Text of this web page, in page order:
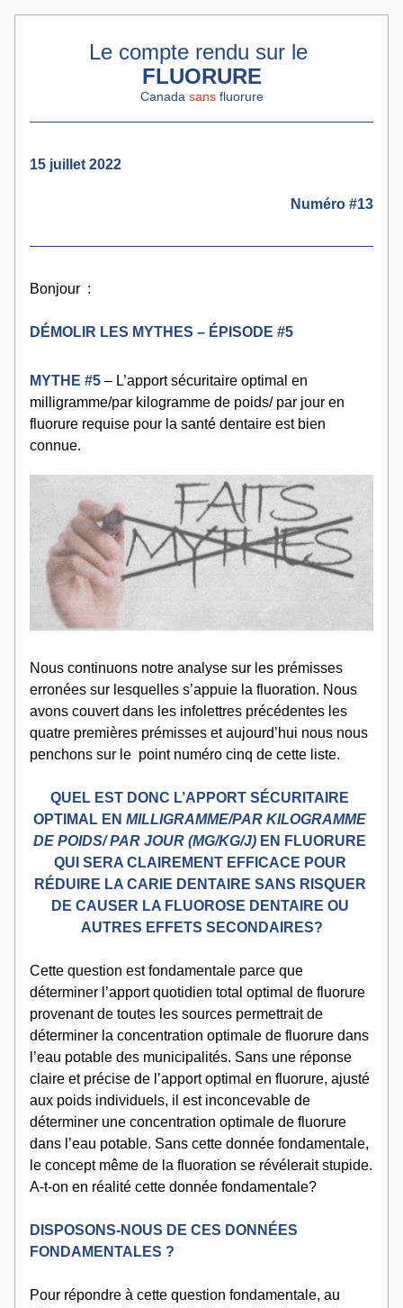
FLUORURE
Canada sans fluorure
15 juillet 2022
Numéro #13
Bonjour  :
DÉMOLIR LES MYTHES – ÉPISODE #5
MYTHE #5 – L’apport sécuritaire optimal en
milligramme/par kilogramme de poids/ par jour en
fluorure requise pour la santé dentaire est bien
connue.
Nous continuons notre analyse sur les prémisses
erronées sur lesquelles s’appuie la fluoration. Nous
avons couvert dans les infolettres précédentes les
quatre premières prémisses et aujourd’hui nous nous
penchons sur le  point numéro cinq de cette liste.
QUEL EST DONC L’APPORT SÉCURITAIRE
OPTIMAL EN MILLIGRAMME/PAR KILOGRAMME
DE POIDS/ PAR JOUR (MG/KG/J) EN FLUORURE
QUI SERA CLAIREMENT EFFICACE POUR
RÉDUIRE LA CARIE DENTAIRE SANS RISQUER
DE CAUSER LA FLUOROSE DENTAIRE OU
AUTRES EFFETS SECONDAIRES?
Cette question est fondamentale parce que
déterminer l’apport quotidien total optimal de fluorure
provenant de toutes les sources permettrait de
déterminer la concentration optimale de fluorure dans
l’eau potable des municipalités. Sans une réponse
claire et précise de l’apport optimal en fluorure, ajusté
aux poids individuels, il est inconcevable de
déterminer une concentration optimale de fluorure
dans l’eau potable. Sans cette donnée fondamentale,
le concept même de la fluoration se révélerait stupide.
A-t-on en réalité cette donnée fondamentale?
DISPOSONS-NOUS DE CES DONNÉES
FONDAMENTALES ?
Pour répondre à cette question fondamentale, au